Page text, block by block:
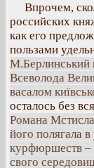
Впрочем,
российских
как его
пользами
М.Берлинський
Всеволода
васалом
осталось без
Романа
його полягала
курфюршеств –
свого